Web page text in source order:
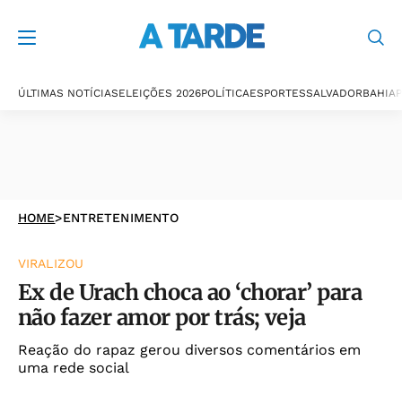
ÚLTIMAS NOTÍCIASELEIÇÕES 2026POLÍTICAESPORTESSALVADORBAHIA
HOME>ENTRETENIMENTO
VIRALIZOU
Ex de Urach choca ao ‘chorar’ para
não fazer amor por trás; veja
Reação do rapaz gerou diversos comentários em
uma rede social